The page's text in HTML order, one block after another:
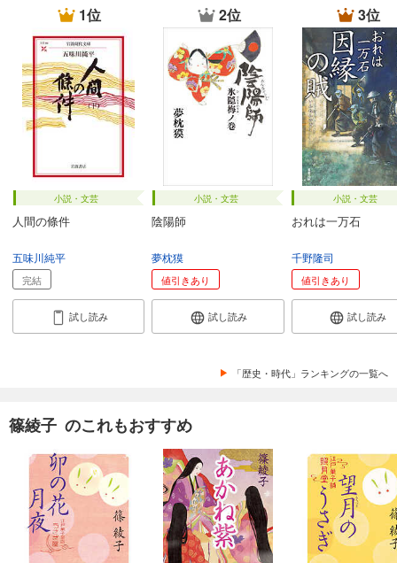
1位
小説・文芸
人間の條件
五味川純平
完結
試し読み
2位
小説・文芸
陰陽師
夢枕獏
値引きあり
試し読み
3位
小説・文芸
おれは一万石
千野隆司
値引きあり
試し読み
「歴史・時代」ランキングの一覧へ
篠綾子 のこれもおすすめ